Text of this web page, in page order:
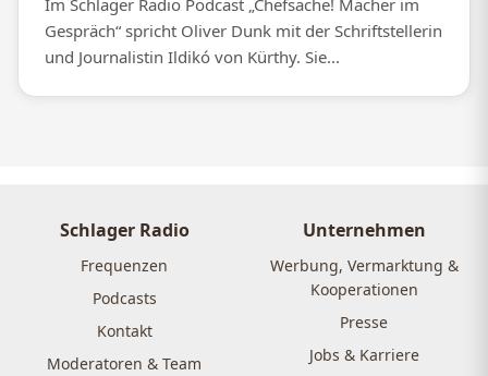
Im Schlager Radio Podcast „Chefsache! Macher im
Gespräch“ spricht Oliver Dunk mit der Schriftstellerin
und Journalistin Ildikó von Kürthy. Sie...
Schlager Radio
Frequenzen
Podcasts
Kontakt
Moderatoren & Team
Unternehmen
Werbung, Vermarktung &
Kooperationen
Presse
Jobs & Karriere